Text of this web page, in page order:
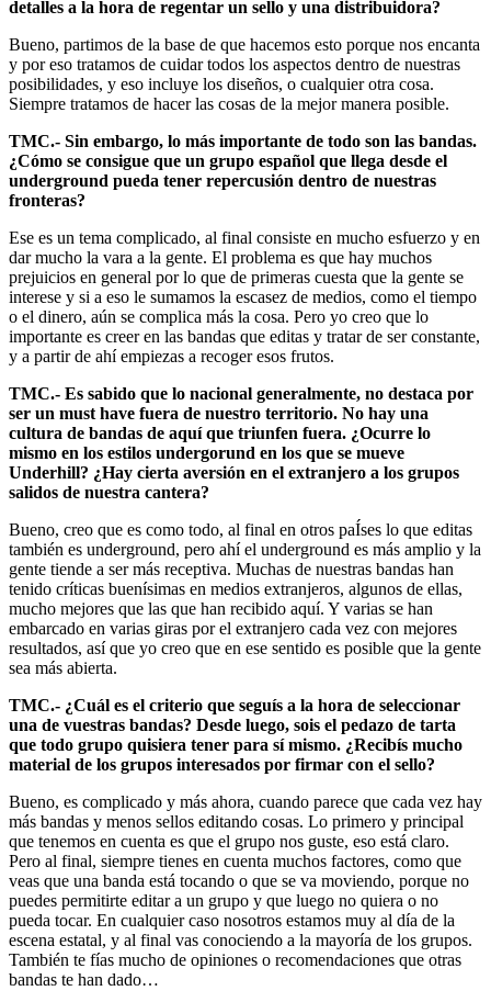
detalles a la hora de regentar un sello y una distribuidora?
Bueno, partimos de la base de que hacemos esto porque nos encanta
y por eso tratamos de cuidar todos los aspectos dentro de nuestras
posibilidades, y eso incluye los diseños, o cualquier otra cosa.
Siempre tratamos de hacer las cosas de la mejor manera posible.
TMC.- Sin embargo, lo más importante de todo son las bandas.
¿Cómo se consigue que un grupo español que llega desde el
underground pueda tener repercusión dentro de nuestras
fronteras?
Ese es un tema complicado, al final consiste en mucho esfuerzo y en
dar mucho la vara a la gente. El problema es que hay muchos
prejuicios en general por lo que de primeras cuesta que la gente se
interese y si a eso le sumamos la escasez de medios, como el tiempo
o el dinero, aún se complica más la cosa. Pero yo creo que lo
importante es creer en las bandas que editas y tratar de ser constante,
y a partir de ahí empiezas a recoger esos frutos.
TMC.- Es sabido que lo nacional generalmente, no destaca por
ser un must have fuera de nuestro territorio. No hay una
cultura de bandas de aquí que triunfen fuera. ¿Ocurre lo
mismo en los estilos undergorund en los que se mueve
Underhill? ¿Hay cierta aversión en el extranjero a los grupos
salidos de nuestra cantera?
Bueno, creo que es como todo, al final en otros paÍses lo que editas
también es underground, pero ahí el underground es más amplio y la
gente tiende a ser más receptiva. Muchas de nuestras bandas han
tenido críticas buenísimas en medios extranjeros, algunos de ellas,
mucho mejores que las que han recibido aquí. Y varias se han
embarcado en varias giras por el extranjero cada vez con mejores
resultados, así que yo creo que en ese sentido es posible que la gente
sea más abierta.
TMC.- ¿Cuál es el criterio que seguís a la hora de seleccionar
una de vuestras bandas? Desde luego, sois el pedazo de tarta
que todo grupo quisiera tener para sí mismo. ¿Recibís mucho
material de los grupos interesados por firmar con el sello?
Bueno, es complicado y más ahora, cuando parece que cada vez hay
más bandas y menos sellos editando cosas. Lo primero y principal
que tenemos en cuenta es que el grupo nos guste, eso está claro.
Pero al final, siempre tienes en cuenta muchos factores, como que
veas que una banda está tocando o que se va moviendo, porque no
puedes permitirte editar a un grupo y que luego no quiera o no
pueda tocar. En cualquier caso nosotros estamos muy al día de la
escena estatal, y al final vas conociendo a la mayoría de los grupos.
También te fías mucho de opiniones o recomendaciones que otras
bandas te han dado…